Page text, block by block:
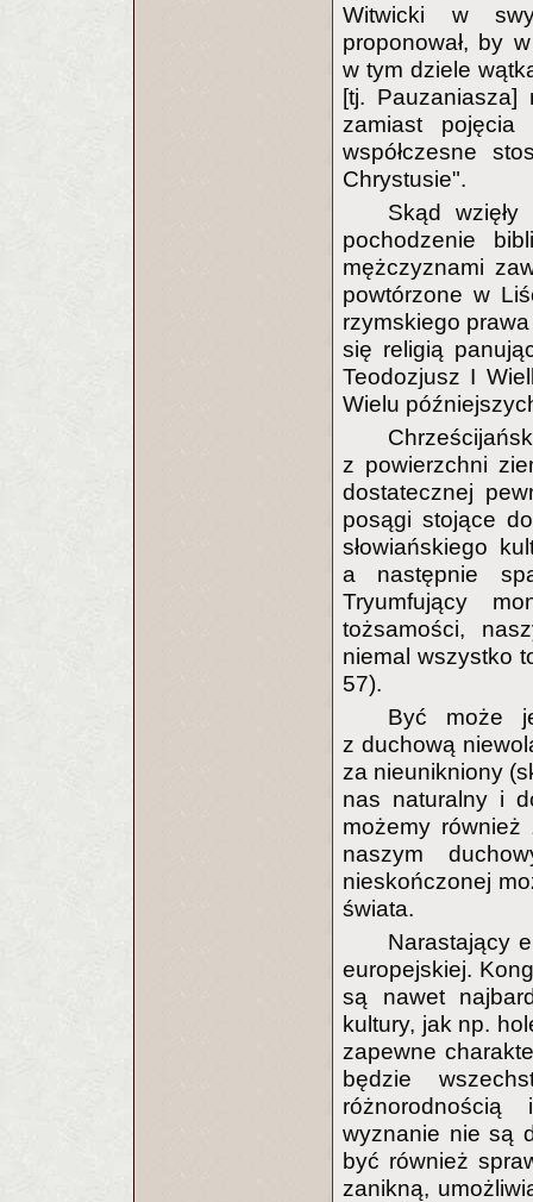
Witwicki w
proponował, by
w tym dziele
[tj.
zamiast
współczesne
Chrystusie".
Skąd
pochodzenie
mężczyznami
powtórzone w
rzymskiego
się religią
Teodozjusz I
Wielu
z powierzchni
dostatecznej
posągi stojące
słowiańskiego
a następnie
Tryumfujący
tożsamości,
niemal wszystko
57).
Być może
z duchową
za nieunikniony
nas naturalny i
możemy
naszym
nieskończonej
świata.
Narastający
europejskiej.
są nawet
kultury, jak np.
zapewne
będzie
wyznanie nie są
być również
zanikną,